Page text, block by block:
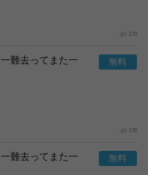
179
難去ってまた一
176
難去ってまた一